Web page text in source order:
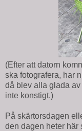
(Efter att datorn
ska fotografera, har
då blev alla glada
inte konstigt.)
På skärtorsdagen
den dagen heter här